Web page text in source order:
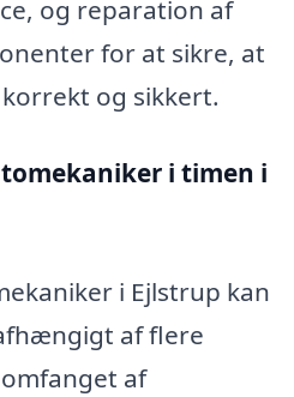
og reparation af
for at sikre, at
og sikkert.
i timen i
i Ejlstrup kan
af flere
af